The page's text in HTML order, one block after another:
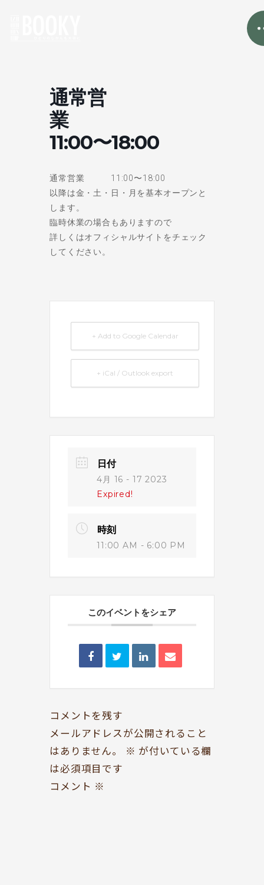
CAFE
開いてる？
SCHEDULE AUDIO
ドッグセラピー
KOKORO SUPPORT
イベント情報
通常営
業
11:00〜18:00
通常営業 11:00〜18:00
以降は金・土・日・月を基本オープンと
します。
臨時休業の場合もありますので
詳しくはオフィシャルサイトをチェック
してください。
+ Add to Google Calendar
+ iCal / Outlook export
日付
4月 16 - 17 2023
Expired!
時刻
11:00 AM - 6:00 PM
このイベントをシェア
コメントを残す
メールアドレスが公開されること
はありません。
※ が付いている欄
は必須項目です
コメント ※